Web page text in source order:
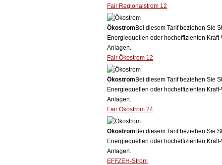
Fair Regionalstrom 12
Ökostrom Bei diesem Tarif beziehen Sie
Energiequellen oder hocheffizienten
Anlagen.
Fair Ökostrom 12
Ökostrom Bei diesem Tarif beziehen Sie
Energiequellen oder hocheffizienten
Anlagen.
Fair Ökostrom 24
Ökostrom Bei diesem Tarif beziehen Sie
Energiequellen oder hocheffizienten
Anlagen.
EFFZEH-Strom